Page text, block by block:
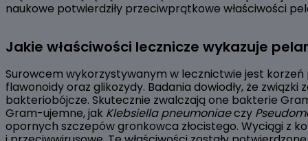
naukowe potwierdziły przeciwprątkowe właściwości
Jakie właściwości lecznicze wykazuje
Surowcem wykorzystywanym w lecznictwie jest
flawonoidy oraz glikozydy. Badania dowiodły, że
bakteriobójcze. Skutecznie zwalczają one bakterie
Gram-ujemne, jak Klebsiella pneumoniaeczy
opornych szczepów gronkowca złocistego. Wyciągi z